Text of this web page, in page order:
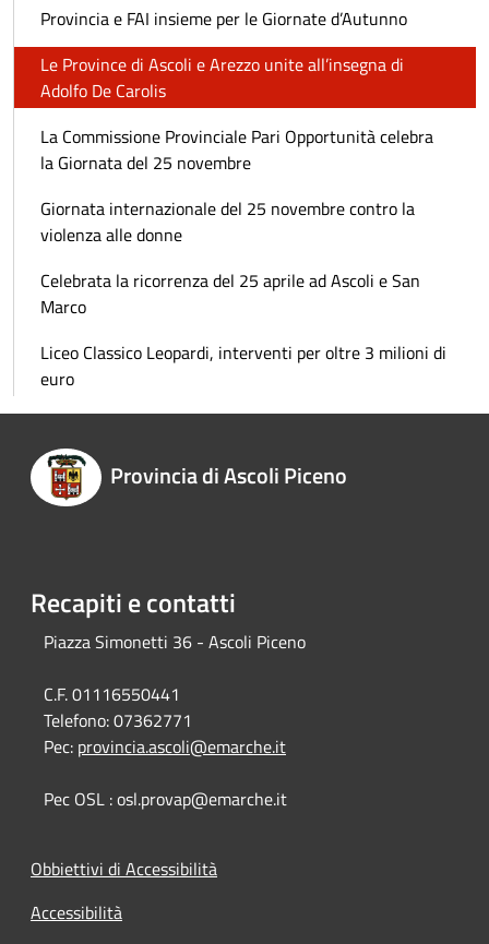
Provincia e FAI insieme per le Giornate d’Autunno
Le Province di Ascoli e Arezzo unite all’insegna di
Adolfo De Carolis
La Commissione Provinciale Pari Opportunità celebra
la Giornata del 25 novembre
Giornata internazionale del 25 novembre contro la
violenza alle donne
Celebrata la ricorrenza del 25 aprile ad Ascoli e San
Marco
Liceo Classico Leopardi, interventi per oltre 3 milioni di
euro
Provincia di Ascoli Piceno
Recapiti e contatti
Piazza Simonetti 36 - Ascoli Piceno
C.F. 01116550441
Telefono:07362771
Pec: provincia.ascoli@emarche.it
Pec OSL : osl.provap@emarche.it
Obbiettivi di Accessibilità
Accessibilità